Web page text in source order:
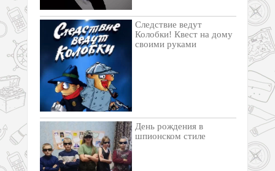
Следствие ведут
Колобки! Квест на дому
своими руками
День рождения в
шпионском стиле